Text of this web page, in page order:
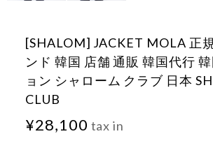
[SHALOM] JACKET MOLA 正
ンド 韓国 店舗 通販 韓国代行
ョン シャローム クラブ 日本
CLUB
¥28,100 tax in